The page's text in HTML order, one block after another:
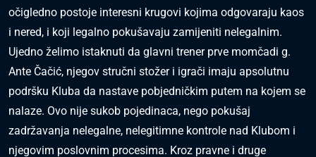
očigledno postoje interesni krugovi kojima odgovaraju kaos
i nered, i koji legalno pokušavaju zamijeniti nelegalnim.
Ujedno želimo istaknuti da glavni trener prve momčadi g.
Ante Čačić, njegov stručni stožer i igrači imaju apsolutnu
podršku Kluba da nastave pobjedničkim putem na kojem se
nalaze. Ovo nije sukob pojedinaca, nego pokušaj
zadržavanja nelegalne, nelegitimne kontrole nad Klubom i
njegovim poslovnim procesima. Kroz pravne i druge